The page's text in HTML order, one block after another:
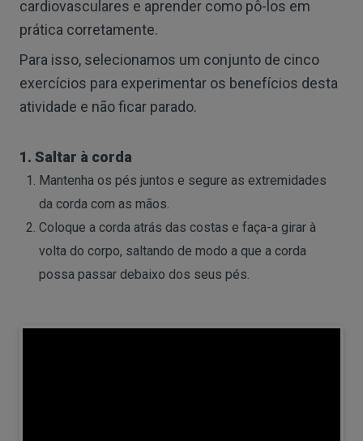
cardiovasculares e aprender como pô-los em
prática corretamente.
Para isso, selecionamos um conjunto de cinco
exercícios para experimentar os benefícios desta
atividade e não ficar parado.
1. Saltar à corda
Mantenha os pés juntos e segure as extremidades
da corda com as mãos.
Coloque a corda atrás das costas e faça-a girar à
volta do corpo, saltando de modo a que a corda
possa passar debaixo dos seus pés.